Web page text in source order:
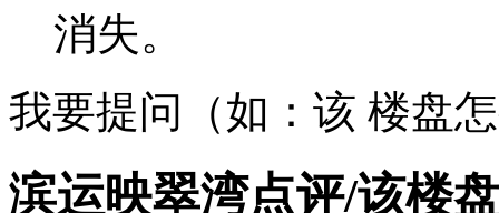
消失。
我要提问（如：该 楼盘
滨运映翠湾点评/该楼